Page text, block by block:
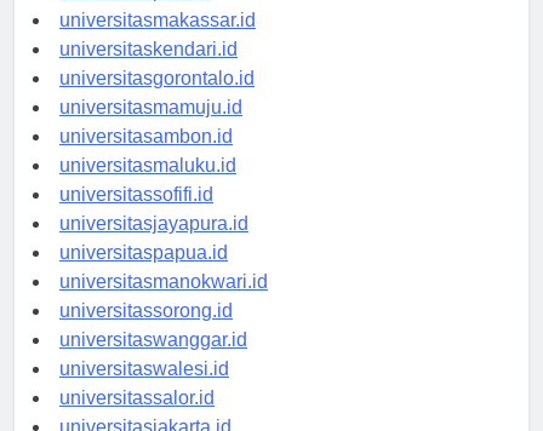
universitaspalu.id
universitasmakassar.id
universitaskendari.id
universitasgorontalo.id
universitasmamuju.id
universitasambon.id
universitasmaluku.id
universitassofifi.id
universitasjayapura.id
universitaspapua.id
universitasmanokwari.id
universitassorong.id
universitaswanggar.id
universitaswalesi.id
universitassalor.id